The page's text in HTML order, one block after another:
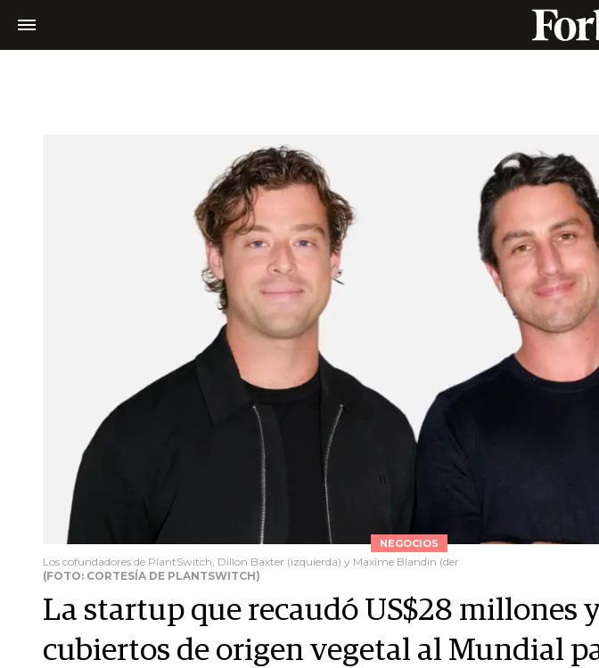
NEGOCIOS
Los cofundadores de PlantSwitch, Dillon Baxter (izquierda) y Maxime Blandin (der
(FOTO: CORTESÍA DE PLANTSWITCH)
La startup que recaudó US$28 millones
cubiertos de origen vegetal al Mundial